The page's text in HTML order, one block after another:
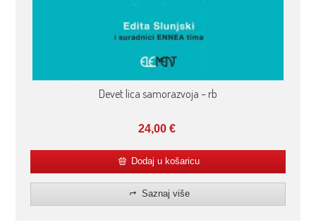
Devet lica samorazvoja – rb
24,00 €
Dodaj u košaricu
Saznaj više